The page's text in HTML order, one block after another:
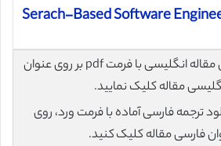
Serach-Based Software
برای دانلود رایگان مقاله انگلیسی با فرمت pdf بر روی عنوان
مقاله کلیک نمایید.
ترجمه فارسی آماده با فرمت ورد، روی
فارسی مقاله کلیک کنید.